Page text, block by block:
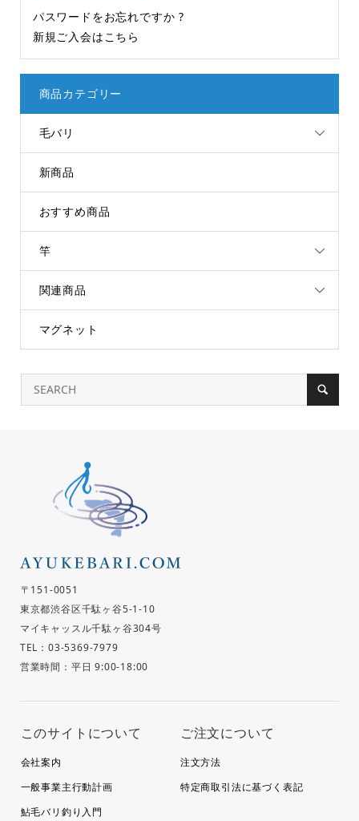
パスワードをお忘れですか ?
新規ご入会はこちら
商品カテゴリー
毛バリ
新商品
おすすめ商品
竿
関連商品
マグネット
〒151-0051
東京都渋谷区千駄ヶ谷5-1-10
マイキャッスル千駄ヶ谷304号
TEL：03-5369-7979
営業時間：平日 9:00-18:00
このサイトについて
会社案内
一般事業主行動計画
鮎毛バリ釣り入門
ご注文について
注文方法
特定商取引法に基づく表記